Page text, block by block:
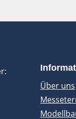
Über uns